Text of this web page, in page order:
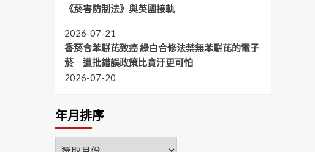
《菸害防制法》與英國接軌
2026-07-21
香菸含苯駢芘致癌 綠白合修法禁無苯駢芘的電子
菸 遭批錯誤政策比貪汙更可怕
2026-07-20
年月排序
年